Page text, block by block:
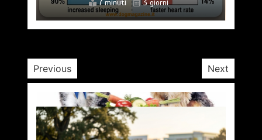
7 minuti
3 giorni
diRedazione DM.it
24 Febbraio 2024
4 minuti
2 anni
Previous Next